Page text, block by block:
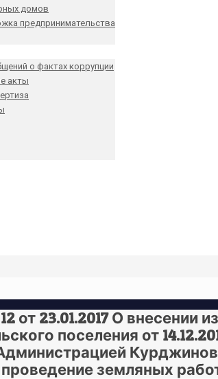
домов
предпринимательства
о фактах коррупции
акты
23.01.2017 О внесении
поселения от
земляных